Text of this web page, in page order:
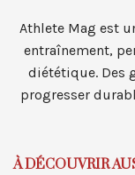
Athlete Mag est
entraînement,
diététique. Des
progresser
À DÉCOUVRIR